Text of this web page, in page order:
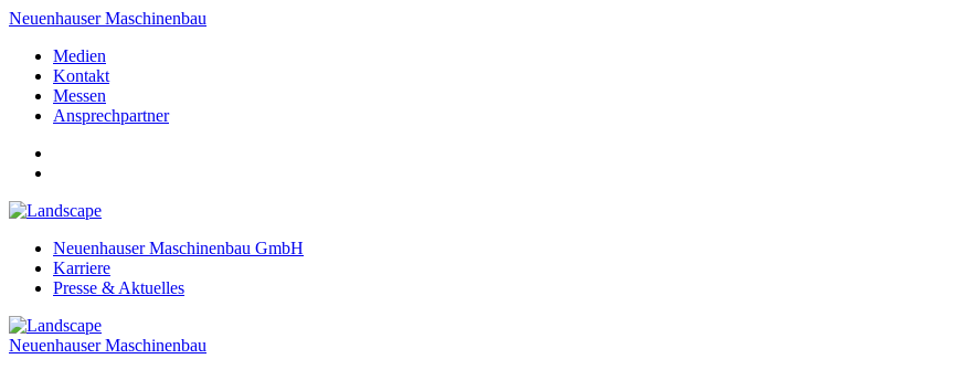
Neuenhauser Maschinenbau
Medien
Kontakt
Messen
Ansprechpartner
Neuenhauser Maschinenbau GmbH
Karriere
Presse & Aktuelles
Neuenhauser Maschinenbau